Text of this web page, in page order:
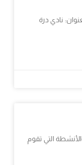
نادي درة
التي تقوم